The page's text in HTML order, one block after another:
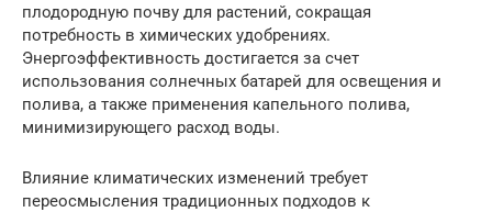
плодородную почву для растений, сокращая
потребность в химических удобрениях.
Энергоэффективность достигается за счет
использования солнечных батарей для освещения и
полива, а также применения капельного полива,
минимизирующего расход воды.
Влияние климатических изменений требует
переосмысления традиционных подходов к